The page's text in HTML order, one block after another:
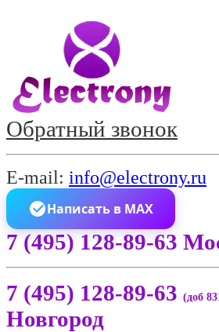
Обратный звонок
E-mail: info@electrony.ru
Написать в MAX
7 (495) 128-89-63
7 (495) 128-89-63 (доб
Новгород